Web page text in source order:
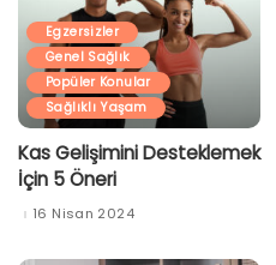
Egzersizler
Genel Sağlık
Popüler Konular
Sağlıklı Yaşam
Kas Gelişimini Desteklemek
İçin 5 Öneri
16 Nisan 2024